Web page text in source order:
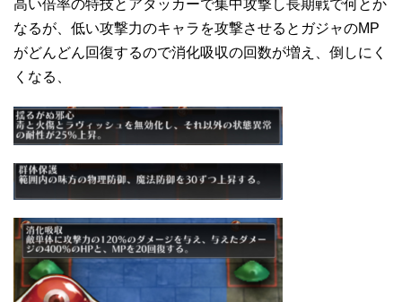
高い倍率の特技とアタッカーで集中攻撃し長期戦で何とか
なるが、低い攻撃力のキャラを攻撃させるとガジャのMP
がどんどん回復するので消化吸収の回数が増え、倒しにく
くなる、